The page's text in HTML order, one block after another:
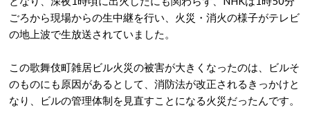
ごろから現場からの生中継を行い、火災・消火の様子がテレビ
の地上波で生放送されていました。
この歌舞伎町雑居ビル火災の被害が大きくなったのは、ビルそ
のものにも原因があるとして、消防法が改正されるきっかけと
なり、ビルの管理体制を見直すことになる火災だったんです。